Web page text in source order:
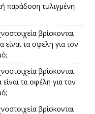
παράδοση τυλιγμένη
βρίσκονται
είναι τα οφέλη για τον
βρίσκονται
τα οφέλη για τον
βρίσκονται